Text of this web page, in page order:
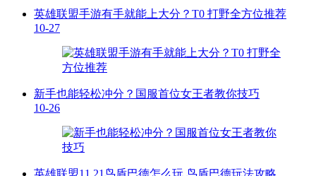
英雄联盟手游有手就能上大分？T0 打野全方位推荐
10-27
新手也能轻松冲分？国服首位女王者教你技巧
10-26